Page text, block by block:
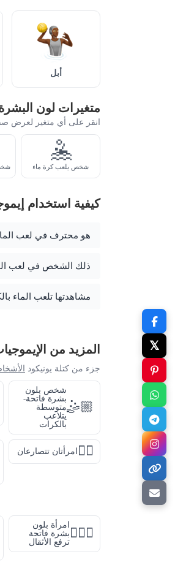
أبل
متغيرات لون
انقر على أي متغير لعرض
🤽
شخص يلعب كرة ماء
كيفية استخدام
هو محترف في لعب
ذلك الشخص في لعب
مشاهدتها تلعب الماء
المزيد من
جزء من كتلة يونيكود
🤹🏼
شخص بلون
بشرة فاتحة-
متوسطة
يتلاعب
بالكرات
🤼‍♀️امرأتان تتصارعان
🏋🏻‍♀️
امرأة بلون
بشرة فاتحة
ترفع الأثقال
𝕏